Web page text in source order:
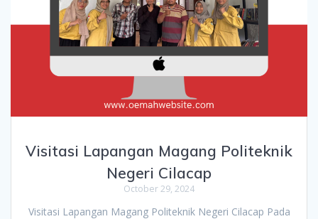
Visitasi Lapangan Magang Politeknik
Negeri Cilacap
October 29, 2024
Visitasi Lapangan Magang Politeknik Negeri Cilacap Pada